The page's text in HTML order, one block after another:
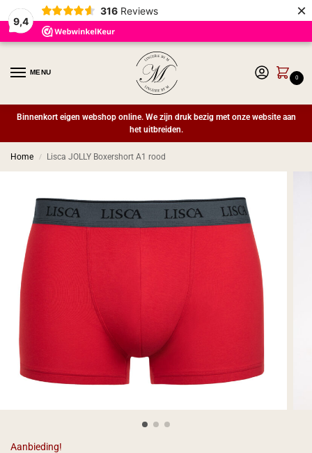
9,4
316 Reviews ×
MENU
0
Binnenkort eigen webshop online. We zijn druk bezig met onze website aan
het uitbreiden.
Home / Lisca JOLLY Boxershort A1 rood
Aanbieding!